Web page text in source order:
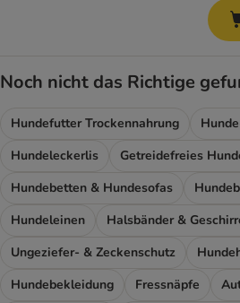
Noch nicht das Richtige
Hundefutter Trockennahrung
Hundeleckerlis
Getreidefreies
Hundebetten & Hundesofas
Hundeleinen
Halsbänder &
Ungeziefer- & Zeckenschutz
Hundebekleidung
Fressnäpfe